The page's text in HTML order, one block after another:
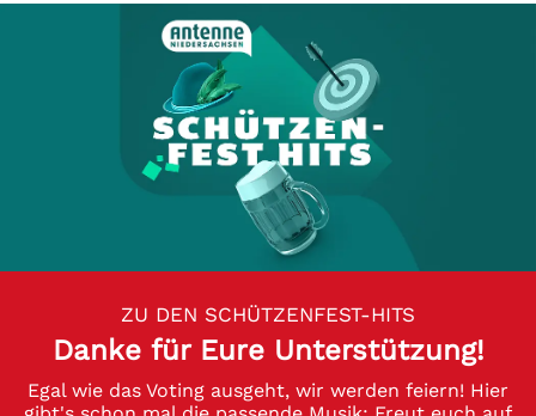
ZU DEN SCHÜTZENFEST-HITS
Danke für Eure Unterstützung!
Egal wie das Voting ausgeht, wir werden feiern! Hier